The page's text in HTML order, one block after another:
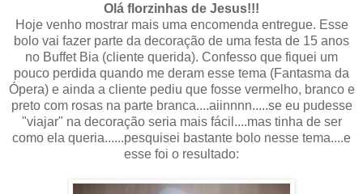
Olá florzinhas de Jesus!!!
Hoje venho mostrar mais uma encomenda entregue. Esse
bolo vai fazer parte da decoração de uma festa de 15 anos
no Buffet Bia (cliente querida). Confesso que fiquei um
pouco perdida quando me deram esse tema (Fantasma da
Ópera) e ainda a cliente pediu que fosse vermelho, branco e
preto com rosas na parte branca....aiinnnn.....se eu pudesse
"viajar" na decoração seria mais fácil....mas tinha de ser
como ela queria......pesquisei bastante bolo nesse tema....e
esse foi o resultado: